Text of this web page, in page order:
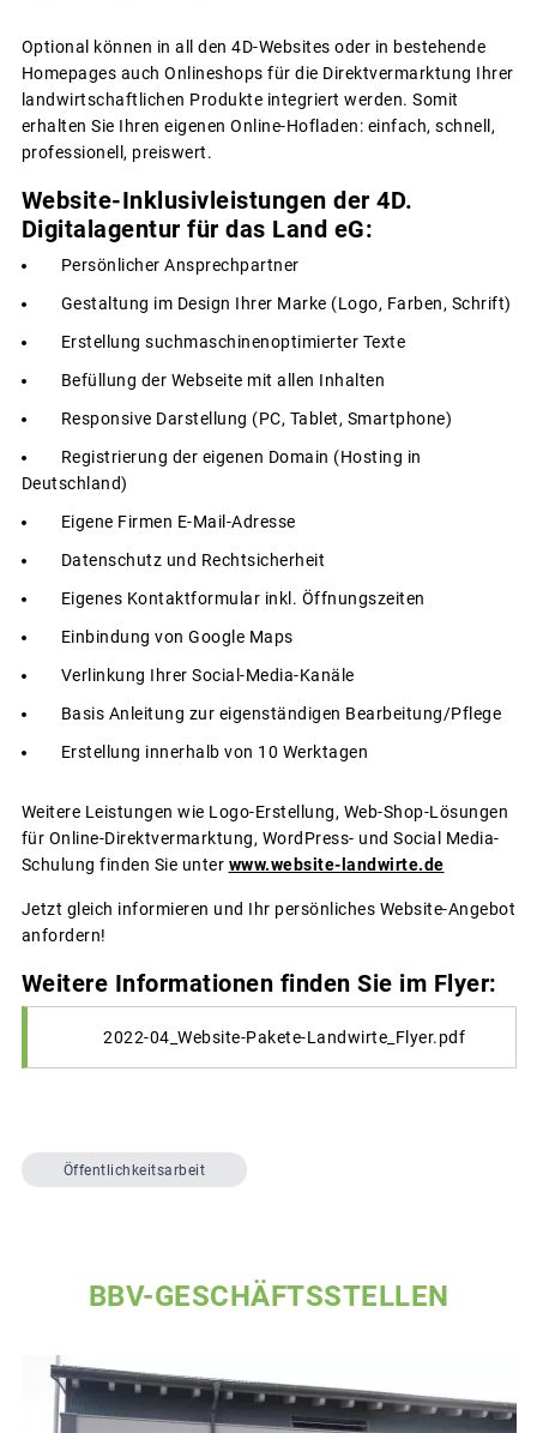
Optional können in all den 4D-Websites oder in bestehende
Homepages auch Onlineshops für die Direktvermarktung Ihrer
landwirtschaftlichen Produkte integriert werden. Somit
erhalten Sie Ihren eigenen Online-Hofladen: einfach, schnell,
professionell, preiswert.
Website-Inklusivleistungen der 4D.
Digitalagentur für das Land eG:
Persönlicher Ansprechpartner
Gestaltung im Design Ihrer Marke (Logo, Farben, Schrift)
Erstellung suchmaschinenoptimierter Texte
Befüllung der Webseite mit allen Inhalten
Responsive Darstellung (PC, Tablet, Smartphone)
Registrierung der eigenen Domain (Hosting in
Deutschland)
Eigene Firmen E-Mail-Adresse
Datenschutz und Rechtsicherheit
Eigenes Kontaktformular inkl. Öffnungszeiten
Einbindung von Google Maps
Verlinkung Ihrer Social-Media-Kanäle
Basis Anleitung zur eigenständigen Bearbeitung/Pflege
Erstellung innerhalb von 10 Werktagen
Weitere Leistungen wie Logo-Erstellung, Web-Shop-Lösungen
für Online-Direktvermarktung, WordPress- und Social Media-
Schulung finden Sie unter www.website-landwirte.de
Jetzt gleich informieren und Ihr persönliches Website-Angebot
anfordern!
Weitere Informationen finden Sie im Flyer:
2022-04_Website-Pakete-Landwirte_Flyer.pdf
Öffentlichkeitsarbeit
BBV-GESCHÄFTSSTELLEN